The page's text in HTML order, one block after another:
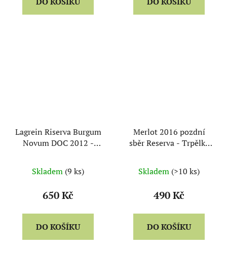
Lagrein Riserva Burgum
Novum DOC 2012 -
Skladem (9 ks)
650 Kč
DO KOŠÍKU
Merlot 2016 pozdní
sběr Reserva - Trpělka
Skladem (>10 ks)
490 Kč
DO KOŠÍKU